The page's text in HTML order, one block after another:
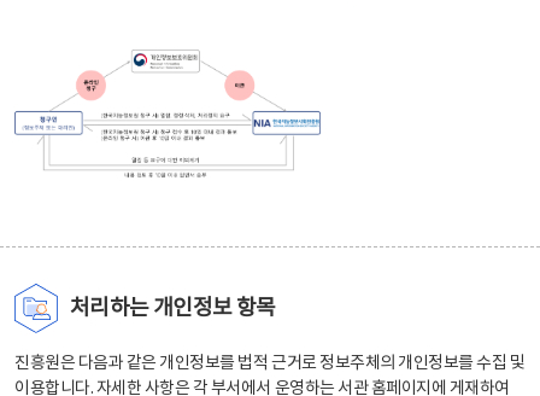
처리하는 개인정보 항목
진흥원은 다음과 같은 개인정보를 법적 근거로 정보주체의 개인정보를 수집 및
이용합니다. 자세한 사항은 각 부서에서 운영하는 서관 홈페이지에 게재하여